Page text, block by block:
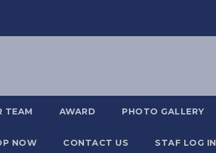
TEAM AWARD PHOTO GALLERY
NOW CONTACT US STAF LOG IN